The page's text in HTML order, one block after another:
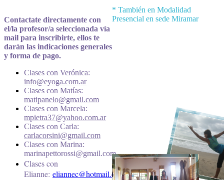
Contactate directamente con
el/la profesor/a seleccionada vía
mail para inscribirte, ellos te
darán las indicaciones generales
y forma de pago.
Clases con Verónica:
info@eyoga.com.ar
Clases con Matías:
matipanelo@gmail.com
Clases con Marcela:
mpietra37@yahoo.com.ar
Clases con Carla:
carlacorsini@gmail.com
Clases con Marina:
marinapettorossi@gmail.com
Clases con
Elianne: eliannec@hotmail.com
* También en Modalidad
Presencial en sede Miramar